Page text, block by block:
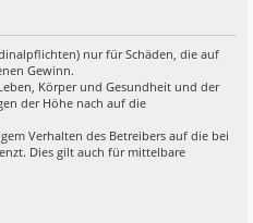
nur für Schäden, die auf
Gewinn.
Körper und Gesundheit und der
der Höhe nach auf die
Verhalten des Betreibers auf die bei
Dies gilt auch für mittelbare